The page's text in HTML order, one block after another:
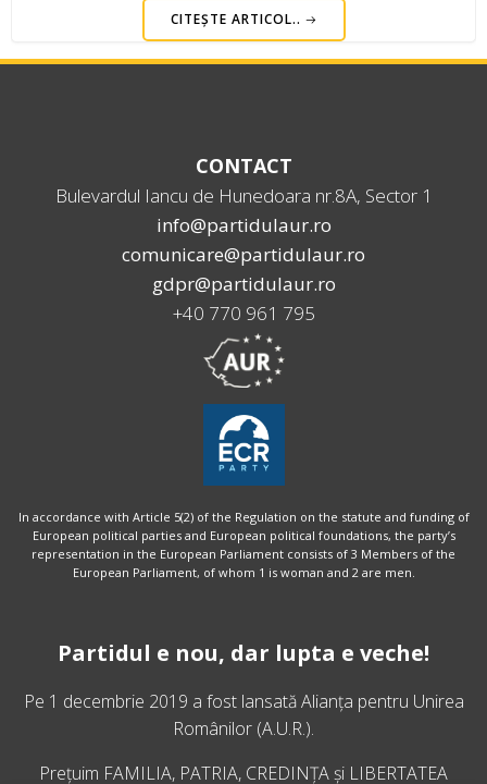
CITEȘTE ARTICOL..
CONTACT
Bulevardul Iancu de Hunedoara nr.8A, Sector 1
info@partidulaur.ro
comunicare@partidulaur.ro
gdpr@partidulaur.ro
+40 770 961 795
In accordance with Article 5(2) of the Regulation on the statute and funding of
European political parties and European political foundations, the party’s
representation in the European Parliament consists of 3 Members of the
European Parliament, of whom 1 is woman and 2 are men.
Partidul e nou, dar lupta e veche!
Pe 1 decembrie 2019 a fost lansatăAlianța pentru Unirea
Românilor (A.U.R.).
Prețuim FAMILIA, PATRIA, CREDINȚA și LIBERTATEA